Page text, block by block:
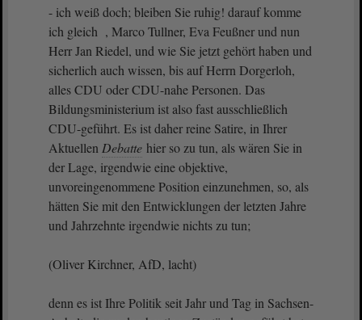
- ich weiß doch; bleiben Sie ruhig! darauf komme
ich gleich , Marco Tullner, Eva Feußner und nun
Herr Jan Riedel, und wie Sie jetzt gehört haben und
sicherlich auch wissen, bis auf Herrn Dorgerloh,
alles CDU oder CDU-nahe Personen. Das
Bildungsministerium ist also fast ausschließlich
CDU-geführt. Es ist daher reine Satire, in Ihrer
Aktuellen Debatte hier so zu tun, als wären Sie in
der Lage, irgendwie eine objektive,
unvoreingenommene Position einzunehmen, so, als
hätten Sie mit den Entwicklungen der letzten Jahre
und Jahrzehnte irgendwie nichts zu tun;
(Oliver Kirchner, AfD, lacht)
denn es ist Ihre Politik seit Jahr und Tag in Sachsen-